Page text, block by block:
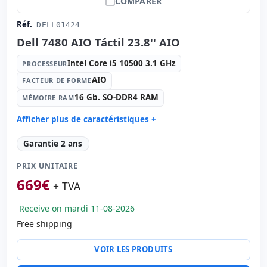
Réf. DELL01424
Dell 7480 AIO Táctil 23.8'' AIO
PROCESSEURIntel Core i5 10500 3.1 GHz
FACTEUR DE FORMEAIO
MÉMOIRE RAM16 Gb. SO-DDR4 RAM
Afficher plus de caractéristiques +
Processeur: Intel Core i5 10500 3.1 GHz.
Facteur de forme:
Mémoire RAM:
Disque dur: 256 Gb. SSD M2
Son: Realtek Audio
Réseau: Intel i219-LM Gigabit Ethernet
Système opératif: Windows 11 Pro
USB-C · 5x USB 3.1
Garantie 2 ans
PRIX UNITAIRE
669€ + TVA
Receive on mardi 11-08-2026
Free shipping
VOIR LES PRODUITS